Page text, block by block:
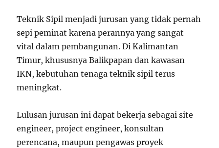
Teknik Sipil menjadi jurusan yang tidak pernah
sepi peminat karena perannya yang sangat
vital dalam pembangunan. Di Kalimantan
Timur, khususnya Balikpapan dan kawasan
IKN, kebutuhan tenaga teknik sipil terus
meningkat.
Lulusan jurusan ini dapat bekerja sebagai site
engineer, project engineer, konsultan
perencana, maupun pengawas proyek